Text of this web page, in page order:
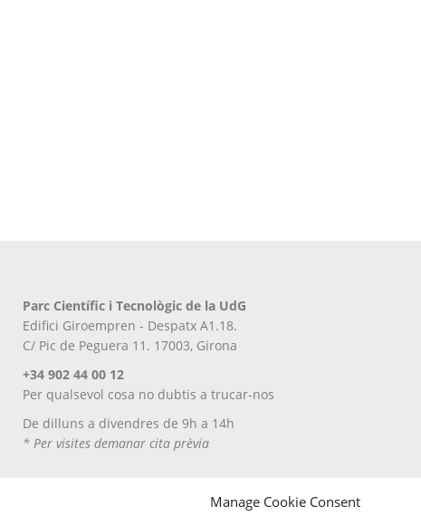
Manage Cookie Consent
Parc Científic i Tecnològic de la UdG
Edifici Giroempren - Despatx A1.18.
C/ Pic de Peguera 11. 17003, Girona
+34 902 44 00 12
Per qualsevol cosa no dubtis a trucar-nos
De dilluns a divendres de 9h a 14h
* Per visites demanar cita prèvia